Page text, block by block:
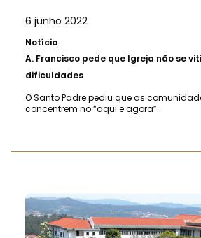
6 junho 2022
Notícia
A. Francisco pede que Igreja não se
dificuldades
O Santo Padre pediu que as
concentrem no “aqui e agora”.